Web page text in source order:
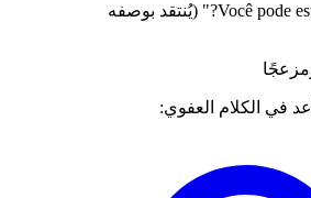
"Você pode estar passando o sal?" (يُنتقد بوصفه
في الكلام العفوي: